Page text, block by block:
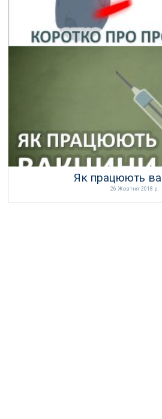
16 Грудня 2018 р.
Як працюють
26 Жовтня 2018 р.